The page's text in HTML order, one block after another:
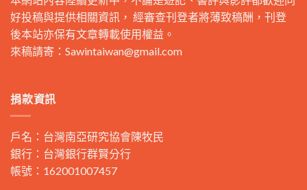
好投稿與提供相關資訊， 經審查刊登者將薄致稿酬，刊登
後本站亦保有文章轉載使用權益。
來稿請寄： Sawintaiwan@gmail.com
捐款資訊
戶名：台灣南亞研究協會陳牧民
銀行：台灣銀行群賢分行
帳號：162001007457